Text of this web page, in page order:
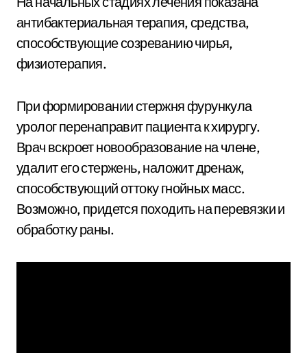
антибактериальная терапия, средства,
способствующие созреванию чирья,
физиотерапия.
При формировании стержня фурункула
уролог перенаправит пациента к хирургу.
Врач вскроет новообразование на члене,
удалит его стержень, наложит дренаж,
способствующий оттоку гнойных масс.
Возможно, придется походить на перевязки и
обработку раны.